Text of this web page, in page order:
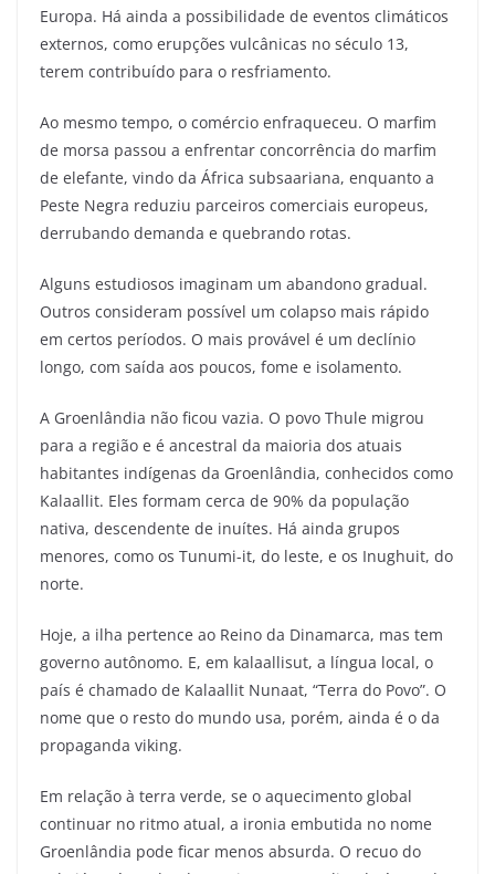
Europa. Há ainda a possibilidade de eventos climáticos
externos, como erupções vulcânicas no século 13,
terem contribuído para o resfriamento.
Ao mesmo tempo, o comércio enfraqueceu. O marfim
de morsa passou a enfrentar concorrência do marfim
de elefante, vindo da África subsaariana, enquanto a
Peste Negra reduziu parceiros comerciais europeus,
derrubando demanda e quebrando rotas.
Alguns estudiosos imaginam um abandono gradual.
Outros consideram possível um colapso mais rápido
em certos períodos. O mais provável é um declínio
longo, com saída aos poucos, fome e isolamento.
A Groenlândia não ficou vazia. O povo Thule migrou
para a região e é ancestral da maioria dos atuais
habitantes indígenas da Groenlândia, conhecidos como
Kalaallit. Eles formam cerca de 90% da população
nativa, descendente de inuítes. Há ainda grupos
menores, como os Tunumi-it, do leste, e os Inughuit, do
norte.
Hoje, a ilha pertence ao Reino da Dinamarca, mas tem
governo autônomo. E, em kalaallisut, a língua local, o
país é chamado de Kalaallit Nunaat, “Terra do Povo”. O
nome que o resto do mundo usa, porém, ainda é o da
propaganda viking.
Em relação à terra verde, se o aquecimento global
continuar no ritmo atual, a ironia embutida no nome
Groenlândia pode ficar menos absurda. O recuo do